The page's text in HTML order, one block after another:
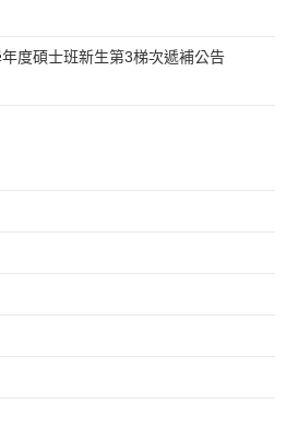
度碩士班新生第3梯次遞補公告